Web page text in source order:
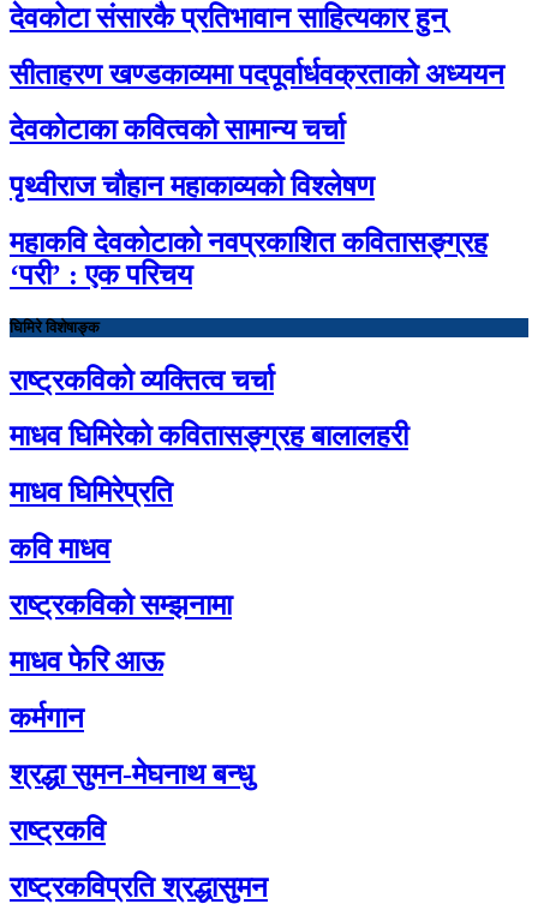
देवकोटा संसारकै प्रतिभावान साहित्यकार हुन्
सीताहरण खण्डकाव्यमा पदपूर्वार्धवक्रताको अध्ययन
देवकोटाका कवित्वको सामान्य चर्चा
पृथ्वीराज चौहान महाकाव्यको विश्लेषण
महाकवि देवकोटाको नवप्रकाशित कवितासङ्ग्रह
‘परी’ : एक परिचय
घिमिरे विशेषाङ्क
राष्ट्रकविको व्यक्तित्व चर्चा
माधव घिमिरेको कवितासङ्ग्रह बालालहरी
माधव घिमिरेप्रति
कवि माधव
राष्ट्रकविको सम्झनामा
माधव फेरि आऊ
कर्मगान
श्रद्धा सुमन-मेघनाथ बन्धु
राष्ट्रकवि
राष्ट्रकविप्रति श्रद्धासुमन